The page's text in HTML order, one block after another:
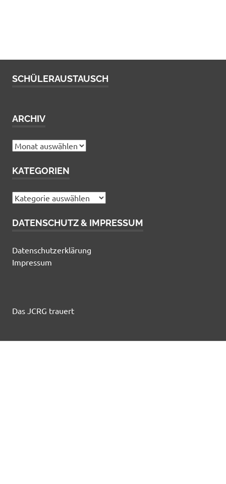
SCHÜLERAUSTAUSCH
ARCHIV
Archiv
KATEGORIEN
Kategorien
DATENSCHUTZ & IMPRESSUM
Datenschutzerklärung
Impressum
Das JCRG trauert